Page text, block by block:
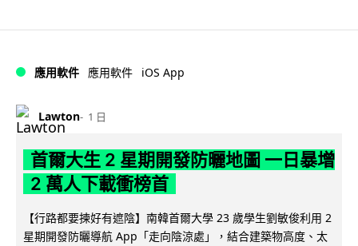
應用軟件 應用軟件 iOS App
Lawton 1 日
首爾大生 2 星期開發防曬地圖 一日暴增
2 萬人下載衝榜首
【行路都要揀好有遮陰】南韓首爾大學 23 歲學生劉敏俊利用 2
星期開發防曬導航 App「走向陰涼處」，結合建築物高度、太